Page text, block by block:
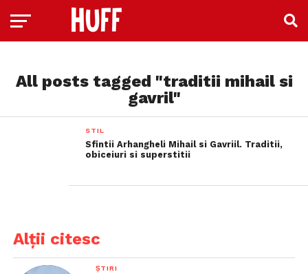
All posts tagged "traditii mihail si
gavril"
STIL
Sfintii Arhangheli Mihail si Gavriil. Traditii,
obiceiuri si superstitii
Alții citesc
ȘTIRI